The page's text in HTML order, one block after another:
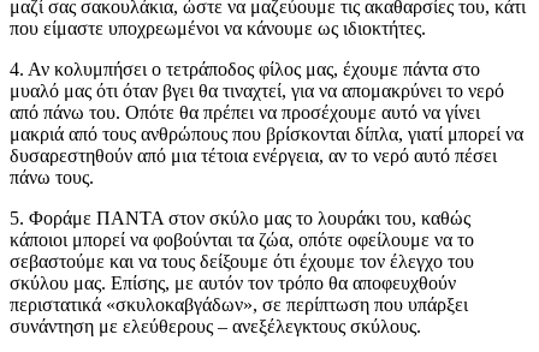
μαζί σας σακουλάκια, ώστε να μαζεύουμε τις ακαθαρσίες του, κάτι
που είμαστε υποχρεωμένοι να κάνουμε ως ιδιοκτήτες.
4. Αν κολυμπήσει ο τετράποδος φίλος μας, έχουμε πάντα στο
μυαλό μας ότι όταν βγει θα τιναχτεί, για να απομακρύνει το νερό
από πάνω του. Οπότε θα πρέπει να προσέχουμε αυτό να γίνει
μακριά από τους ανθρώπους που βρίσκονται δίπλα, γιατί μπορεί να
δυσαρεστηθούν από μια τέτοια ενέργεια, αν το νερό αυτό πέσει
πάνω τους.
5. Φοράμε ΠΑΝΤΑ στον σκύλο μας το λουράκι του, καθώς
κάποιοι μπορεί να φοβούνται τα ζώα, οπότε οφείλουμε να το
σεβαστούμε και να τους δείξουμε ότι έχουμε τον έλεγχο του
σκύλου μας. Επίσης, με αυτόν τον τρόπο θα αποφευχθούν
περιστατικά «σκυλοκαβγάδων», σε περίπτωση που υπάρξει
συνάντηση με ελεύθερους – ανεξέλεγκτους σκύλους.